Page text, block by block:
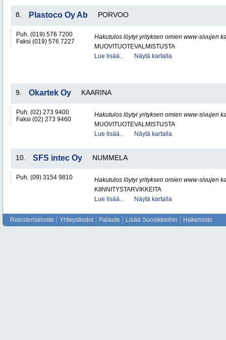
8. Plastoco Oy Ab PORVOO
Puh. (019) 576 7200
Faksi (019) 576 7227
Hakutulos löytyi yrityksen omien www-sivujen
MUOVITUOTEVALMISTUSTA
Lue lisää..
Näytä kartalla
9. Okartek Oy KAARINA
Puh. (02) 273 9400
Faksi (02) 273 9460
Hakutulos löytyi yrityksen omien www-sivujen
MUOVITUOTEVALMISTUSTA
Lue lisää..
Näytä kartalla
10. SFS intec Oy NUMMELA
Puh. (09) 3154 9810
Hakutulos löytyi yrityksen omien www-sivujen
KIINNITYSTARVIKKEITA
Lue lisää..
Näytä kartalla
Rekisteriseloste Yhteystiedot Palaute Lisää Suosikkeihin Hakemisto